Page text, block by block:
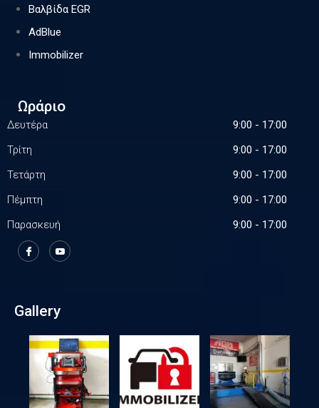
Βαλβίδα EGR
AdBlue
Immobilizer
Ωράριο
Δευτέρα
9:00 - 17:00
Τρίτη
9:00 - 17:00
Τετάρτη
9:00 - 17:00
Πέμπτη
9:00 - 17:00
Παρασκευή
9:00 - 17:00
Gallery